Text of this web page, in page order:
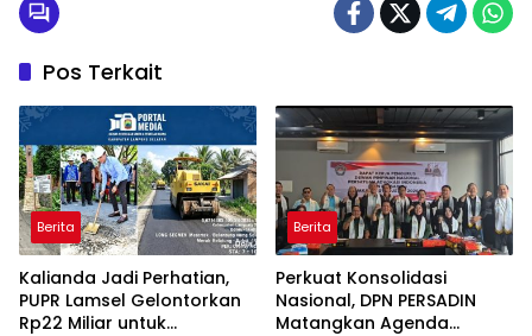
Pos Terkait
Berita
Kalianda Jadi Perhatian,
PUPR Lamsel Gelontorkan
Rp22 Miliar untuk
Berita
Perkuat Konsolidasi
Nasional, DPN PERSADIN
Matangkan Agenda